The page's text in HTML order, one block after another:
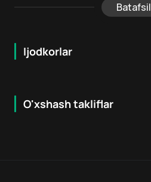
Batafsil
Ijodkorlar
O'xshash takliflar
16 + 7.9